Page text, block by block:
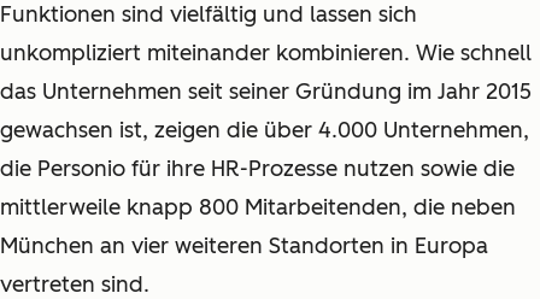
Funktionen sind vielfältig und lassen sich
unkompliziert miteinander kombinieren. Wie schnell
das Unternehmen seit seiner Gründung im Jahr 2015
gewachsen ist, zeigen die über 4.000 Unternehmen,
die Personio für ihre HR-Prozesse nutzen sowie die
mittlerweile knapp 800 Mitarbeitenden, die neben
München an vier weiteren Standorten in Europa
vertreten sind.